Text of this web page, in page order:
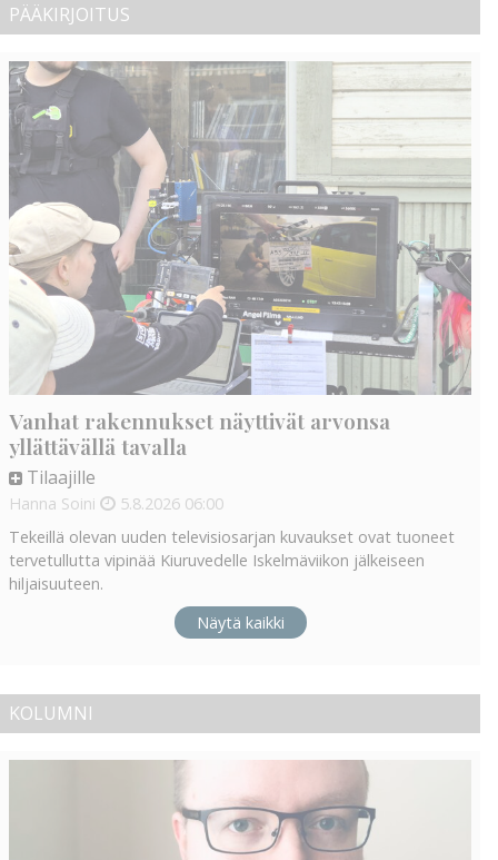
PÄÄKIRJOITUS
Vanhat rakennukset näyttivät arvonsa
yllättävällä tavalla
Tilaajille
Hanna Soini 5.8.2026 06:00
Tekeillä olevan uuden televisiosarjan kuvaukset ovat tuoneet
tervetullutta vipinää Kiuruvedelle Iskelmäviikon jälkeiseen
hiljaisuuteen.
Näytä kaikki
KOLUMNI